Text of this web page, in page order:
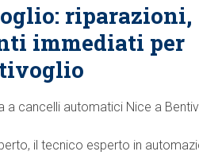
riparazioni,
immediati per
a cancelli automatici Nice a
il tecnico esperto in